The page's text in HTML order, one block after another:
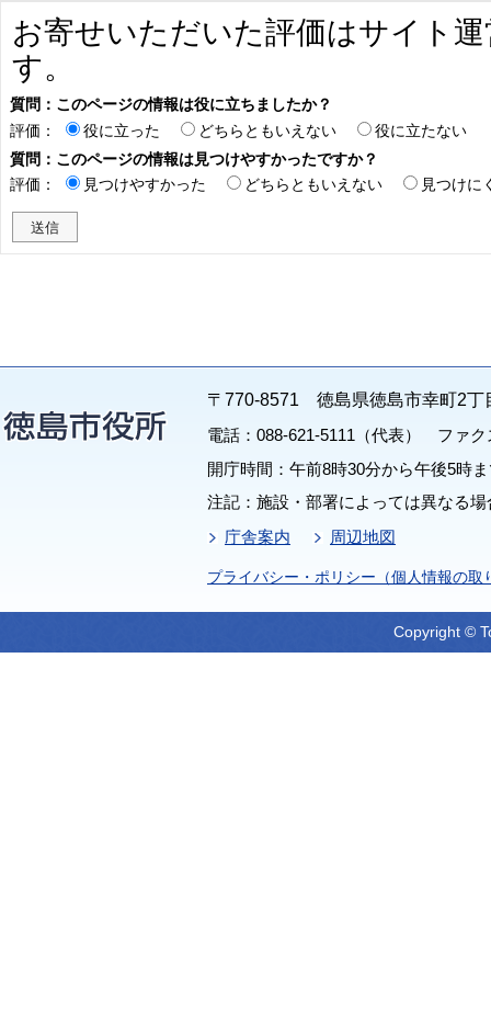
お寄せいただいた評価はサイト
す。
質問：このページの情報は役に立ちましたか？
評価：
役に立った どちらともいえない
役に立たない
質問：このページの情報は見つけやすかったですか？
評価：
見つけやすかった どちらともいえない 見つけに
〒770-8571 徳島県徳島市幸町2丁
電話：088-621-5111（代表） ファク
開庁時間：午前8時30分から午後5時
注記：施設・部署によっては異なる
庁舎案内
周辺地図
プライバシー・ポリシー（個人情報の取
Copyright ©